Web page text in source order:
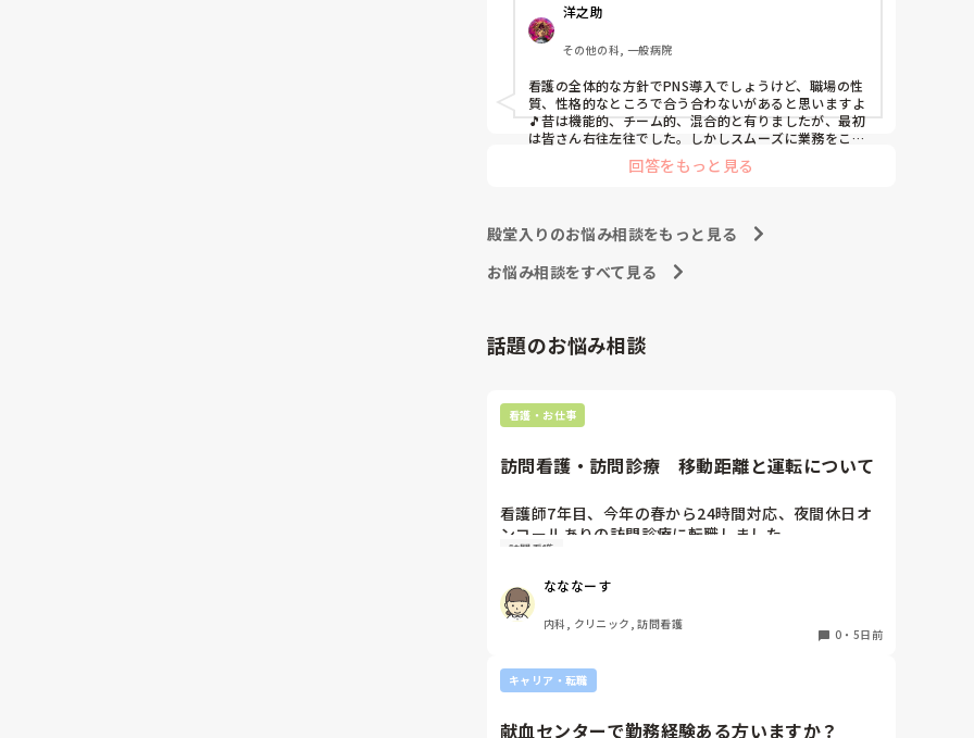
色々な病棟に入院したことのある患者さんも、「(私が
異動する前の病棟の方が)新人が患者から見てもよく動
けてたよ」と言っていました。
現病棟はPNSだけれども、結局は忙しくて、新人の面
倒を見てられず、清潔ケアや単純に点滴を繋げてくる
など、簡単な仕事しか新人にさせていませんでした。
PNSを廃止した病棟では、イベントは必ずと言ってい
いほど新人に担当させて、指導者やリーダーが責任持
って指導することで、新人ができることがどんどん増
患者14人とか受け持つことも当たり前な感じです。
朝の情報収集にも時間がかかり、結果、患者のことが
わからないという状況になります。新人も放置される
をした事がなく、やり方がわからない新人さんが、先
言われていて、そんな無茶な…と思いました。
新人さんが可愛そう、と感じることもある反面、ペア
びり記録していて、「(処置を)やったことあるの？無
けても、「記録終わってないんで」と。。。
早く色々覚えたい！という、意欲があまり感じられ
ず…これはPNS云々よりも、その新人の性格かな？と
た。。。時代柄でしょうか？？
私はどちらかといえば、PNSは好きじゃありません。
でもPNSでやれというからには、もっと業務量に見合
いです。
洋之助
その他の科, 一般病院
看護の全体的な方針でPNS導入でしょうけど、職場の性
質、性格的なところで合う合わないがあると思いますよ
🎵昔は機能的、チーム的、混合的と有りましたが、最初
は皆さん右往左往でした。しかしスムーズに業務をこな
してましたよ。勿論、指導する事も😉🆗✨でしたよ🎵ど
うしてもPNSの導入なら皆さんと意見交換を行うべきと
に業務をこなしている人もいます。意欲的でない新人も
昔からいますのでね🎵とどのつまり看護師が自分の仕事
で、昔は良かったよしか言えませんが、今と比べると個
タに出来るでしょうか⁉️物事の良し悪しの批判は簡単で
抱えるのは到底ムリですね🎵ならば皆で抱えましょうね
🎵僕の持論ですけど、頑張って👊😆🎵
回答をもっと見る
殿堂入りのお悩み相談をもっと見る
お悩み相談をすべて見る
話題のお悩み相談
看護・お仕事
訪問看護・訪問診療　移動距離と運転について
看護師7年目、今年の春から24時間対応、夜間休日オ
ンコールありの訪問診療に転職しました。
元々就活の際にはエリアは片道30分程度と聞いており
上かかる市外の田舎にまで患者を受け入れる予定と。
日頃から運転しているとは言っても、深夜帯や冬道で
訪問に行くのはかなり不安で親からも止められていま
これって当たり前なんでしょうか？また同じような境
遇の方はどのような方法を取られているんでしょう
か？
訪問看護
なななーす
内科, クリニック, 訪問看護
0 ・ 5日前
キャリア・転職
献血センターで勤務経験ある方いますか？